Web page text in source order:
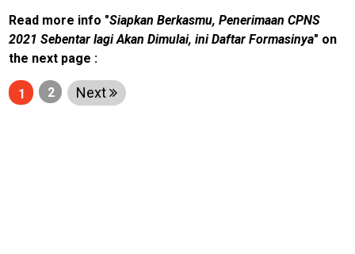
Read more info "Siapkan Berkasmu, Penerimaan CPNS
2021 Sebentar lagi Akan Dimulai, ini Daftar Formasinya" on
the next page :
1 2 Next